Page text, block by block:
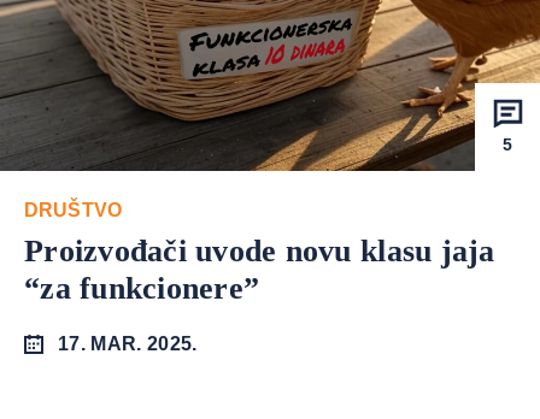
5
DRUŠTVO
Proizvođači uvode novu klasu jaja
“za funkcionere”
17. MAR. 2025.